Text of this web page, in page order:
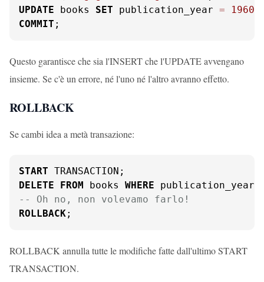
UPDATE books SET publication_year = 1960
COMMIT ;
Questo garantisce che sia l'INSERT che l'UPDATE avvengano
insieme. Se c'è un errore, né l'uno né l'altro avranno effetto.
ROLLBACK
Se cambi idea a metà transazione:
START
DELETE
FROM books WHERE publication_year
-- Oh no, non volevamo farlo!
ROLLBACK;
ROLLBACK annulla tutte le modifiche fatte dall'ultimo START
TRANSACTION.